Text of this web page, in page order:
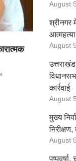
August
श्रीनगर
August
कार्रवाई
August
मुख्य
August